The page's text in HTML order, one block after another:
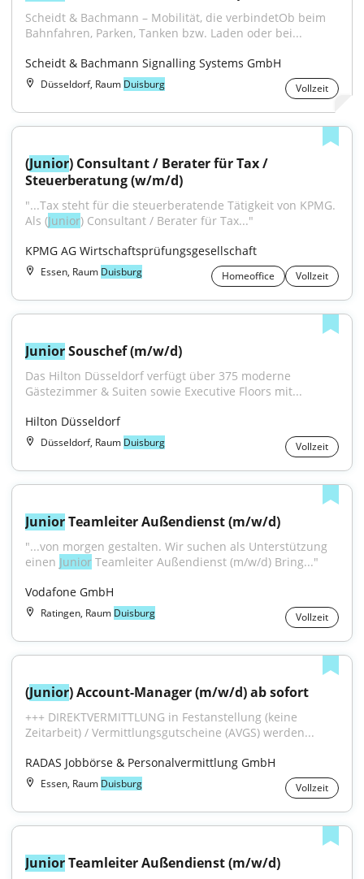
Scheidt & Bachmann – Mobilität, die verbindetOb beim
Bahnfahren, Parken, Tanken bzw. Laden oder bei...
Scheidt & Bachmann Signalling Systems GmbH
Düsseldorf, Raum Duisburg Vollzeit
(Junior) Consultant / Berater für Tax /
Steuerberatung (w/m/d)
"...Tax steht für die steuerberatende Tätigkeit von KPMG.
Als (Junior) Consultant / Berater für Tax..."
KPMG AG Wirtschaftsprüfungsgesellschaft
Essen, Raum Duisburg Homeoffice Vollzeit
Junior Souschef (m/w/d)
Das Hilton Düsseldorf verfügt über 375 moderne
Gästezimmer & Suiten sowie Executive Floors mit...
Hilton Düsseldorf
Düsseldorf, Raum Duisburg Vollzeit
Junior Teamleiter Außendienst (m/w/d)
"...von morgen gestalten. Wir suchen als Unterstützung
einen Junior Teamleiter Außendienst (m/w/d) Bring..."
Vodafone GmbH
Ratingen, Raum Duisburg Vollzeit
(Junior) Account-Manager (m/w/d) ab sofort
+++ DIREKTVERMITTLUNG in Festanstellung (keine
Zeitarbeit) / Vermittlungsgutscheine (AVGS) werden...
RADAS Jobbörse & Personalvermittlung GmbH
Essen, Raum Duisburg Vollzeit
Junior Teamleiter Außendienst (m/w/d)